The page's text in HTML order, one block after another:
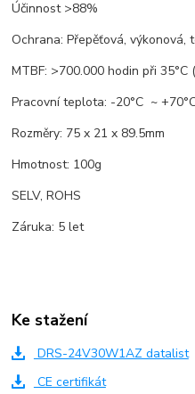
Účinnost >88%
Ochrana: Přepěťová, výkonová,
MTBF: >700.000 hodin při 35°C
Pracovní teplota: -20°C ~
Rozměry: 75 x 21 x 89.5mm
Hmotnost: 100g
SELV, ROHS
Záruka: 5 let
Ke stažení
DRS-24V30W1AZ datalist
CE certifikát